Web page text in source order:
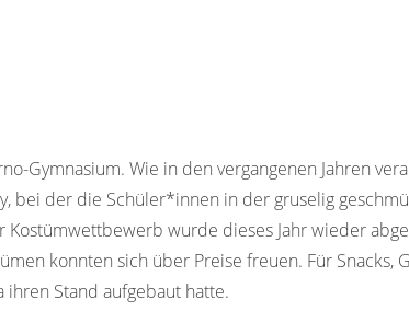
Gymnasium. Wie in den vergangenen Jahren
bei der die Schüler*innen in der gruselig
wurde dieses Jahr wieder
konnten sich über Preise freuen. Für Snacks,
ihren Stand aufgebaut hatte.